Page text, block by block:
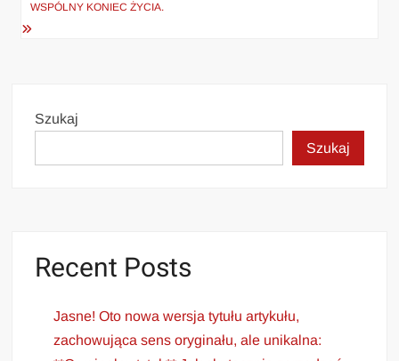
WSPÓLNY KONIEC ŻYCIA.
Szukaj
Szukaj
Recent Posts
Jasne! Oto nowa wersja tytułu artykułu,
zachowująca sens oryginału, ale unikalna: